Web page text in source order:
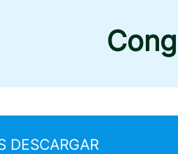
DESCARGAR